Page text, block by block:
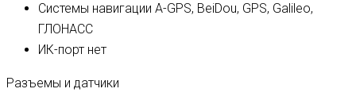
Системы навигации A-GPS, BeiDou, GPS, Galileo,
ГЛОНАСС
ИК-порт нет
Разъемы и датчики